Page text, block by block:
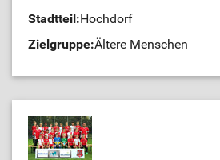
Stadtteil:Hochdorf
Zielgruppe:Ältere Menschen